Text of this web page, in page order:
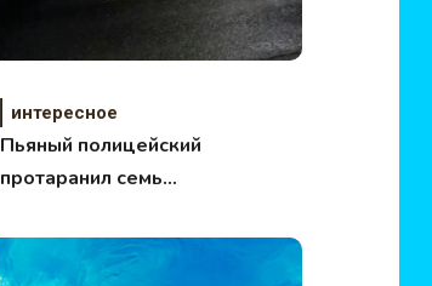
интересное
Пьяный полицейский
протаранил семь